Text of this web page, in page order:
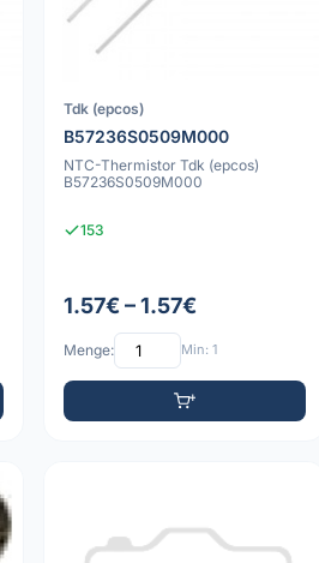
Tdk (epcos)
B57236S0509M000
NTC-Thermistor Tdk (epcos)
B57236S0509M000
153
1.57€ – 1.57€
Menge: Min: 1